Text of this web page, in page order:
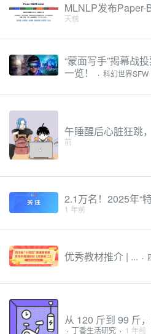
MLNLP发布Paper-
天前
“蒙面写手”揭幕战
一览！
· 科幻世界SFW
午睡醒后心脏狂跳
前
2.1万名！2025年“
1 年前
优秀教材推介 | ... ·
从 120 斤到 99 斤
· 丁香生活研究 · 1 年前